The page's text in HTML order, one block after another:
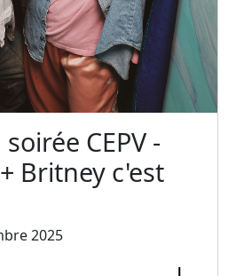
CEPV -
Britney c'est
2025